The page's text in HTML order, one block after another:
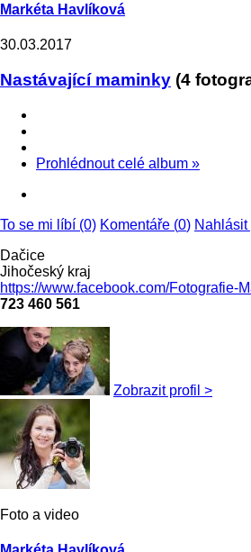
Markéta Havlíková
30.03.2017
Nastávající maminky (4
Prohlédnout celé album »
To se mi líbí (0) Komentáře (0)
Dačice
Jihočeský kraj
https://www.facebook.com/Fotografie-
723 460 561
Zobrazit profil >
Foto a video